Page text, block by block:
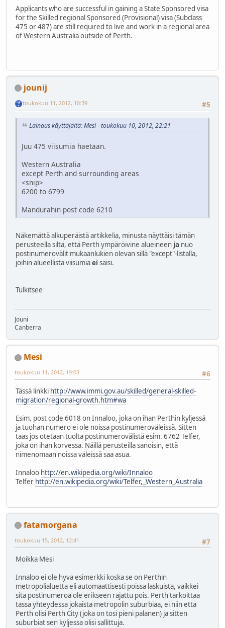
Applicants who are successful in gaining a State Sponsored visa
for the Skilled regional Sponsored (Provisional) visa (Subclass
475 or 487) are still required to live and work in a regional area
of Western Australia outside of Perth.
jounij
#5
toukokuu 11, 2012, 10:39
Lainaus käyttäjältä: Mesi - toukokuu 10, 2012, 22:21
Juu 475 viisumia haetaan.
Western Australia
except Perth and surrounding areas
<snip>
6200 to 6799
Mandurahin post code 6210
Näkemättä alkuperäistä artikkelia, minusta näyttäisi tämän
perusteella siltä, että Perth ympäröivine alueineen ja nuo
postinumerovälit mukaanlukien olevan sillä "except"-listalla,
joihin alueellista viisumiaei saisi.
Tulkitsee
Jouni
Canberra
Mesi
#6
toukokuu 11, 2012, 19:03
Tässä linkki http://www.immi.gov.au/skilled/general-skilled-
migration/regional-growth.htm#wa
Esim. post code 6018 on Innaloo, joka on ihan Perthin kyljessä
ja tuohan numero ei ole noissa postinumeroväleissä. Sitten
taas jos otetaan tuolta postinumerovälistä esim. 6762 Telfer,
joka on ihan korvessa. Näillä perusteilla sanoisin, että
nimenomaan noissa väleissä saa asua.
Innaloo http://en.wikipedia.org/wiki/Innaloo
Telfer http://en.wikipedia.org/wiki/Telfer,_Western_Australia
fatamorgana
#7
toukokuu 15, 2012, 12:41
Moikka Mesi
Innaloo ei ole hyva esimerkki koska se on Perthin
metropolialuetta eli automaattisesti poissa laskuista, vaikkei
sita postinumeroa ole erikseen rajattu pois. Perth tarkoittaa
tassa yhteydessa jokaista metropolin suburbiaa, ei niin etta
Perth olisi Perth City (joka on tosi pieni palanen) ja sitten
suburbiat sen kyljessa olisi sallittuja.